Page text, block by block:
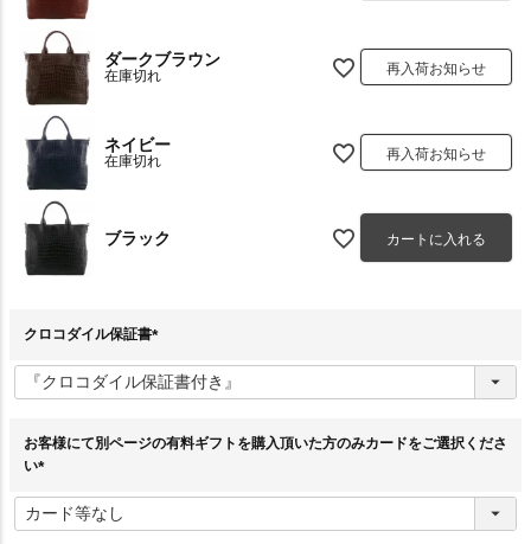
ダークブラウン
在庫切れ 再入荷お知らせ
ネイビー
在庫切れ 再入荷お知らせ
ブラック カートに入れる
クロコダイル保証書
必
須
お客様にて別ページの有料ギフトを購入頂いた方のみカードをご選択くださ
い
必
須